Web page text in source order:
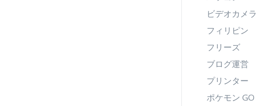
ビデオカメラ
フィリピン
フリーズ
ブログ運営
プリンター
ポケモン GO